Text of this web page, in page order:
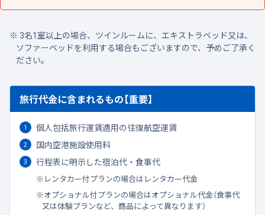
3名1室以上の場合、ツインルームに、エキストラベッド又は、
ソファーベッドを利用する場合もございますので、予めご了承く
ださい。
旅行代金に含まれるもの【重要】
個人包括旅行運賃適用の往復航空運賃
国内空港施設使用料
行程表に明示した宿泊代・食事代
レンタカー付プランの場合はレンタカー代金
オプショナル付プランの場合はオプショナル代金（食事代
又は体験プランなど、商品によって異なります）